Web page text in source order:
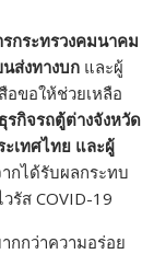
กระทรวงคมนาคม
ส่งทางบก และผู้
อขอให้ช่วยเหลือ
กิจรถตู้ต่างจังหวัด
เทศไทย และผู้
ากได้รับผลกระทบ
วรัสCOVID-19
กกว่าความอร่อย